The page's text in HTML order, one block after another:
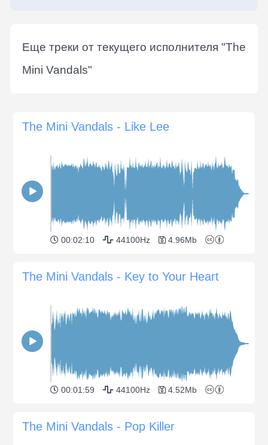
Еще треки от текущего исполнителя "The
Mini Vandals"
The Mini Vandals - Like Lee
00:02:10 44100Hz 4.96Mb
The Mini Vandals - Key to Your Heart
00:01:59 44100Hz 4.52Mb
The Mini Vandals - Pop Killer